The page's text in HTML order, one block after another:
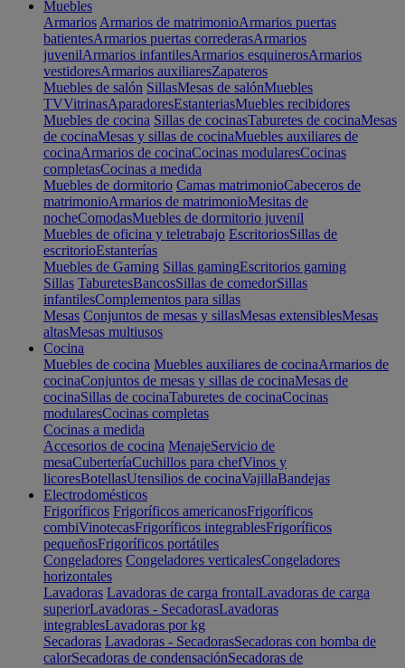
Muebles
Armarios Armarios de matrimonioArmarios puertas
batientesArmarios puertas correderasArmarios
juvenilArmarios infantilesArmarios esquinerosArmarios
vestidoresArmarios auxiliaresZapateros
Muebles de salón SillasMesas de salónMuebles
TVVitrinasAparadoresEstanteriasMuebles recibidores
Muebles de cocina Sillas de cocinasTaburetes de cocinaMesas
de cocinaMesas y sillas de cocinaMuebles auxiliares de
cocinaArmarios de cocinaCocinas modularesCocinas
completasCocinas a medida
Muebles de dormitorio Camas matrimonioCabeceros de
matrimonioArmarios de matrimonioMesitas de
nocheComodasMuebles de dormitorio juvenil
Muebles de oficina y teletrabajo EscritoriosSillas de
escritorioEstanterías
Muebles de Gaming Sillas gamingEscritorios gaming
Sillas TaburetesBancosSillas de comedorSillas
infantilesComplementos para sillas
Mesas Conjuntos de mesas y sillasMesas extensiblesMesas
altasMesas multiusos
Cocina
Muebles de cocina Muebles auxiliares de cocinaArmarios de
cocinaConjuntos de mesas y sillas de cocinaMesas de
cocinaSillas de cocinaTaburetes de cocinaCocinas
modularesCocinas completas
Cocinas a medida
Accesorios de cocina MenajeServicio de
mesaCuberteríaCuchillos para chefVinos y
licoresBotellasUtensilios de cocinaVajillaBandejas
Electrodomésticos
Frigoríficos Frigoríficos americanosFrigoríficos
combiVinotecasFrigoríficos integrablesFrigoríficos
pequeñosFrigoríficos portátiles
Congeladores Congeladores verticalesCongeladores
horizontales
Lavadoras Lavadoras de carga frontalLavadoras de carga
superiorLavadoras - SecadorasLavadoras
integrablesLavadoras por kg
Secadoras Lavadoras - SecadorasSecadoras con bomba de
calorSecadoras de condensaciónSecadoras de